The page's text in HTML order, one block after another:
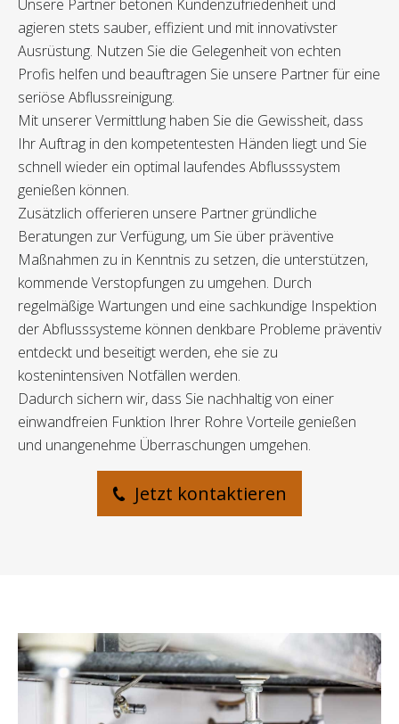
Unsere Partner betonen Kundenzufriedenheit und
agieren stets sauber, effizient und mit innovativster
Ausrüstung. Nutzen Sie die Gelegenheit von echten
Profis helfen und beauftragen Sie unsere Partner für eine
seriöse Abflussreinigung.
Mit unserer Vermittlung haben Sie die Gewissheit, dass
Ihr Auftrag in den kompetentesten Händen liegt und Sie
schnell wieder ein optimal laufendes Abflusssystem
genießen können.
Zusätzlich offerieren unsere Partner gründliche
Beratungen zur Verfügung, um Sie über präventive
Maßnahmen zu in Kenntnis zu setzen, die unterstützen,
kommende Verstopfungen zu umgehen. Durch
regelmäßige Wartungen und eine sachkundige Inspektion
der Abflusssysteme können denkbare Probleme präventiv
entdeckt und beseitigt werden, ehe sie zu
kostenintensiven Notfällen werden.
Dadurch sichern wir, dass Sie nachhaltig von einer
einwandfreien Funktion Ihrer Rohre Vorteile genießen
und unangenehme Überraschungen umgehen.
Jetzt kontaktieren